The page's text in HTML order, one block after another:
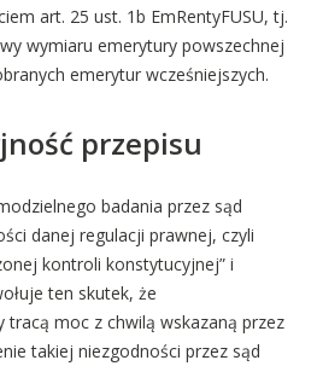
art. 25 ust. 1b EmRentyFUSU, tj.
wymiaru emerytury powszechnej
emerytur wcześniejszych.
przepisu
badania przez sąd
danej regulacji prawnej, czyli
kontroli konstytucyjnej” i
ten skutek, że
tracą moc z chwilą wskazaną przez
takiej niezgodności przez sąd